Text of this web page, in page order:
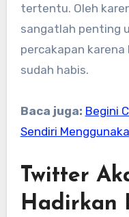
tertentu. Oleh
sangatlah penting
percakapan
sudah habis.
Baca juga: Begini
Sendiri
Twitter
Hadirkan